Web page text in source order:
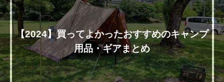
【2024】買ってよかったおすすめのキャンプ
用品・ギアまとめ